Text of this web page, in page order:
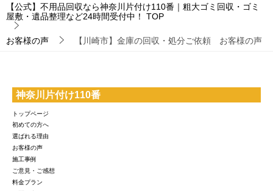
【公式】不用品回収なら神奈川片付け110番｜粗大ゴミ回収・ゴミ
屋敷・遺品整理など24時間受付中！
TOP
お客様の声 【川崎市】金庫の回収・処分ご依頼 お客様の声
神奈川片付け110番
トップページ
初めての方へ
選ばれる理由
お客様の声
施工事例
ご意見・ご感想
料金プラン